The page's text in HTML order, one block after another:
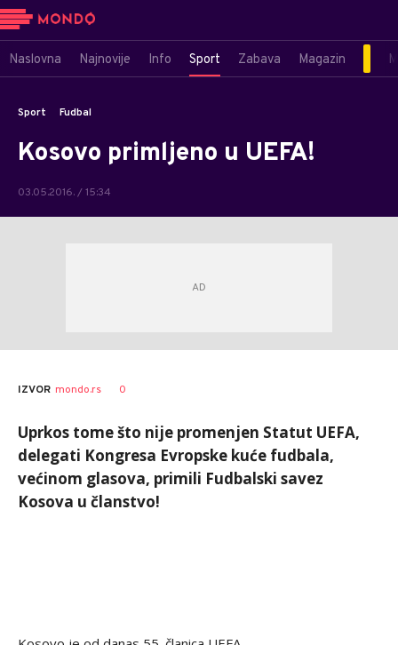
Naslovna Najnovije Info Sport Zabava Magazin
Sport Fudbal
Kosovo primljeno u UEFA!
03.05.2016. / 15:34
IZVOR mondo.rs 0
Uprkos tome što nije promenjen Statut UEFA,
delegati Kongresa Evropske kuće fudbala,
većinom glasova, primili Fudbalski savez
Kosova u članstvo!